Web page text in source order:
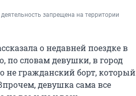
запрещена на территории
о недавней поездке в
по словам девушки, в город
не гражданский борт, который
девушка сама все